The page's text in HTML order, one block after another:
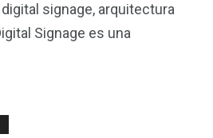
signage, arquitectura
Signage es una